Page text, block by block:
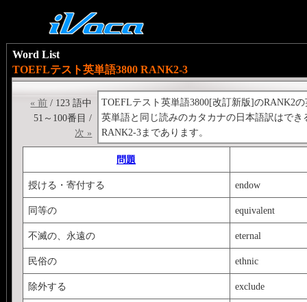
Word List
TOEFLテスト英単語3800 RANK2-3
TOEFLテスト英単語3800[改訂新版]のRANK2
英単語と同じ読みのカタカナの日本語訳はでき
RANK2-3まであります。
« 前 / 123 語中
51～100番目 /
次 »
問題
授ける・寄付する endow
同等の equivalent
不滅の、永遠の eternal
民俗の ethnic
除外する exclude